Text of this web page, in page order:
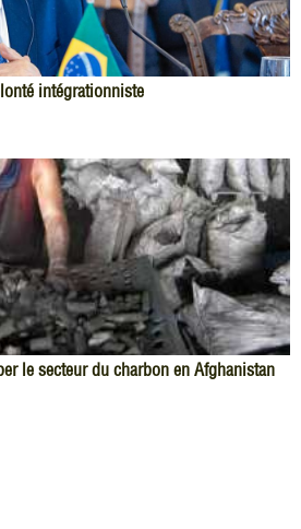
intégrationniste
le secteur du charbon en Afghanistan